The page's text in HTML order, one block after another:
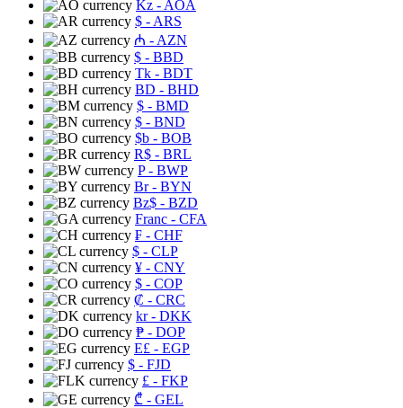
Kz - AOA
$ - ARS
₼ - AZN
$ - BBD
Tk - BDT
BD - BHD
$ - BMD
$ - BND
$b - BOB
R$ - BRL
P- BWP
Br- BYN
Bz$ - BZD
Franc - CFA
₣ - CHF
$ - CLP
¥ - CNY
$ - COP
₡ - CRC
kr- DKK
₱ - DOP
E£ - EGP
$ - FJD
£ - FKP
₾ - GEL